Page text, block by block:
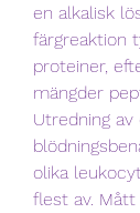
en alkalisk
färgreaktion
proteiner,
mängder
Utredning av
olika
flest av.